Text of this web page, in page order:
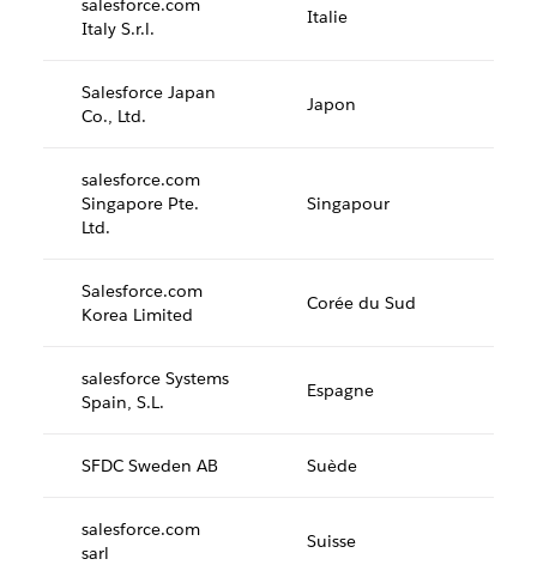
salesforce.com
Italy S.r.l.
Italie
Salesforce Japan
Co., Ltd.
Japon
salesforce.com
Singapore Pte.
Ltd.
Singapour
Salesforce.com
Korea Limited
Corée du Sud
salesforce Systems
Spain, S.L.
Espagne
SFDC Sweden AB Suède
salesforce.com
sarl
Suisse